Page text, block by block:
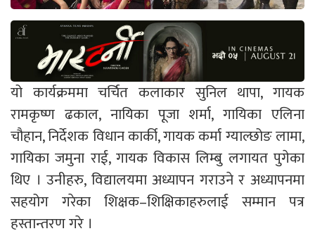
यो कार्यक्रममा चर्चित कलाकार सुनिल थापा, गायक
रामकृष्ण ढकाल, नायिका पूजा शर्मा, गायिका एलिना
चौहान, निर्देशक विधान कार्की, गायक कर्मा ग्याल्छोङ लामा,
गायिका जमुना राई, गायक विकास लिम्बु लगायत पुगेका
थिए । उनीहरु, विद्यालयमा अध्यापन गराउने र अध्यापनमा
सहयोग गरेका शिक्षक–शिक्षिकाहरुलाई सम्मान पत्र
हस्तान्तरण गरे ।